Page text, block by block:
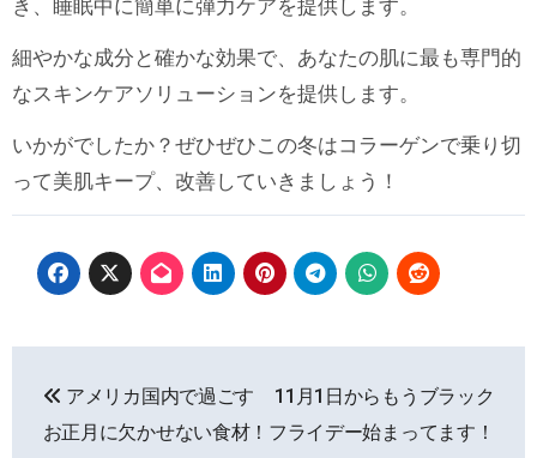
き、睡眠中に簡単に弾力ケアを提供します。
細やかな成分と確かな効果で、あなたの肌に最も専門的
なスキンケアソリューションを提供します。
いかがでしたか？ぜひぜひこの冬はコラーゲンで乗り切
って美肌キープ、改善していきましょう！
稿
アメリカ国内で過ごす
お正月に欠かせない食材！
11月1日からもうブラック
フライデー始まってます！